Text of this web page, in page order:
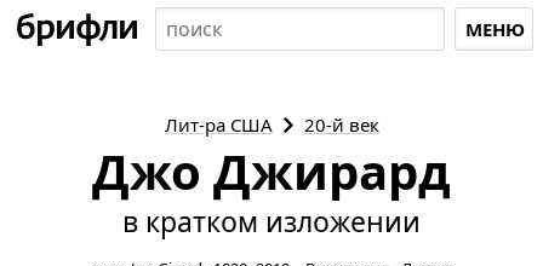
МЕНЮ
Лит-раСША 20-й век
Джо Джирард
в кратком изложении